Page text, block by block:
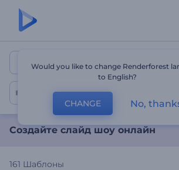
Создайте слайд
Слайд-шоу
Создайте слайд шоу онлайн
161 Шаблоны
Would you like to change Renderforest
to English?
CHANGE No,